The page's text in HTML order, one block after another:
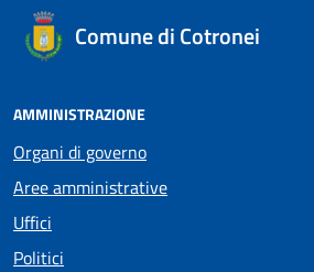
Comune di Cotronei
AMMINISTRAZIONE
Organi di governo
Aree amministrative
Uffici
Politici